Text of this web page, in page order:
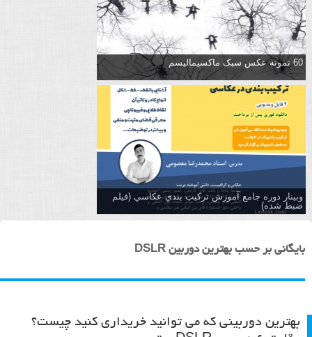
60 نمونه عکس سبک ماکسیمالیسم
وبینار دوره جامع آموزش تركيب بندي عكاسي (فیلم
ضبط شده)
بایگانی بر حسب بهترین دوربین DSLR
بهترین دوربینی که می توانید خریداری کنید چیست؟